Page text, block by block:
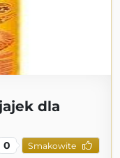
dla
0 Smakowite